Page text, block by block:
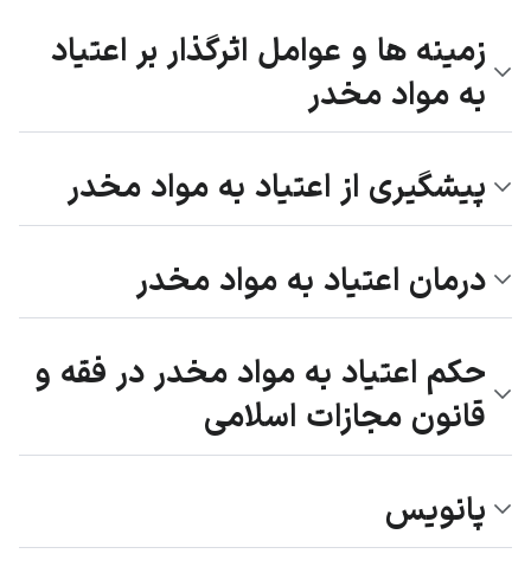
زمینه‎ ها و عوامل اثرگذار بر اعتیاد
به مواد مخدر
پیشگیری از اعتیاد به مواد مخدر
درمان اعتیاد به مواد مخدر
حکم اعتیاد به مواد مخدر در فقه و
قانون مجازات اسلامی
پانویس